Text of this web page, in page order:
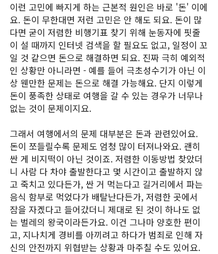
이런 고민에 빠지게 하는 근본적 원인은 바로 '돈' 이에
요. 돈이 무한대면 저런 고민은 안 해도 되요. 돈이 많
다면 굳이 저렴한 비행기표 찾기 위해 눈동자에 핏줄
이 설 때까지 인터넷 검색을 할 필요도 없고, 일정이 꼬
일 것 같으면 돈으로 해결하면 되요. 진짜 극히 예외적
인 상황만 아니라면 - 예를 들어 극초성수기가 아닌 이
상 웬만한 문제는 돈으로 해결 가능해요. 단지 이렇게
돈이 풍족한 상태로 여행을 갈 수 있는 경우가 너무나
없는 것이 문제이지요.
그래서 여행에서의 문제 대부분은 돈과 관련있어요.
돈이 쪼들릴수록 문제도 엄청 많이 터져나와요. 괜히
싼 게 비지떡이 아닌 것이죠. 저렴한 이동방법 찾았더
니 사람 다 차야 출발한다고 몇 시간이고 출발하지 않
고 죽치고 있다든가, 싼 거 먹는다고 길거리에서 파는
음식 함부로 먹었다가 배탈난다든가, 저렴한 곳에서
잠을 자겠다고 들어갔더니 제대로 된 것이 하나도 없
는 벌레의 왕국이라든가요. 이건 그나마 양호한 편이
고, 지나치게 경비를 아끼려고 하다가 범죄로 인해 자
신의 안전까지 위협받는 상황과 마주칠 수도 있어요.